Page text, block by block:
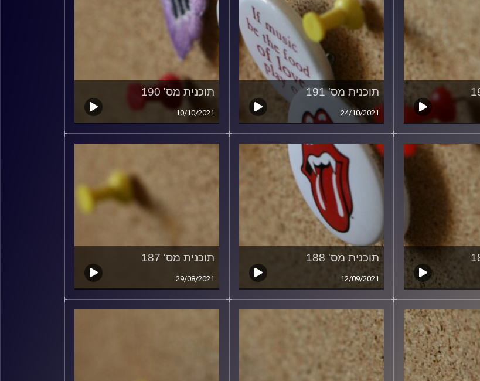
תוכנית מס' 191
24/10/2021
תוכנית מס' 190
10/10/2021
תוכנית מס' 188
12/09/2021
תוכנית מס' 187
29/08/2021